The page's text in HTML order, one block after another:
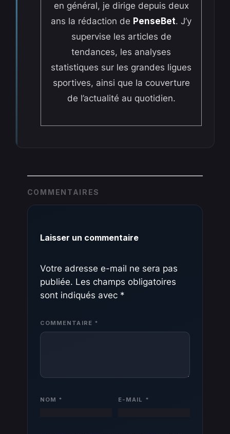
en général, je dirige depuis deux
ans la rédaction de PenseBet. J’y
supervise les articles de
tendances, les analyses
statistiques sur les grandes ligues
sportives, ainsi que la couverture
de l’actualité au quotidien.
COMMENTAIRES
Laisser un commentaire
Votre adresse e-mail ne sera pas
publiée. Les champs obligatoires
sont indiqués avec *
COMMENTAIRE *
NOM * E-MAIL *